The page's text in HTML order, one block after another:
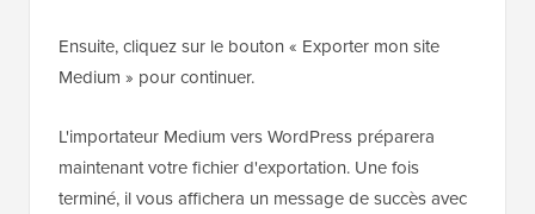
Ensuite, cliquez sur le bouton « Exporter mon site
Medium » pour continuer.
L'importateur Medium vers WordPress préparera
maintenant votre fichier d'exportation. Une fois
terminé, il vous affichera un message de succès avec